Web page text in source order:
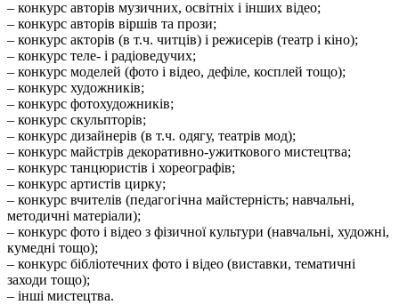
– конкурс авторів музичних, освітніх і інших відео;
– конкурс авторів віршів та прози;
– конкурс акторів (в т.ч. читців) і режисерів (театр і кіно);
– конкурс теле- і радіоведучих;
– конкурс моделей (фото і відео, дефіле, косплей тощо);
– конкурс художників;
– конкурс фотохудожників;
– конкурс скульпторів;
– конкурс дизайнерів (в т.ч. одягу, театрів мод);
– конкурс майстрів декоративно-ужиткового мистецтва;
– конкурс танцюристів і хореографів;
– конкурс артистів цирку;
– конкурс вчителів (педагогічна майстерність; навчальні,
методичні матеріали);
– конкурс фото і відео з фізичної культури (навчальні, художні,
кумедні тощо);
– конкурс бібліотечних фото і відео (виставки, тематичні
заходи тощо);
– інші мистецтва.